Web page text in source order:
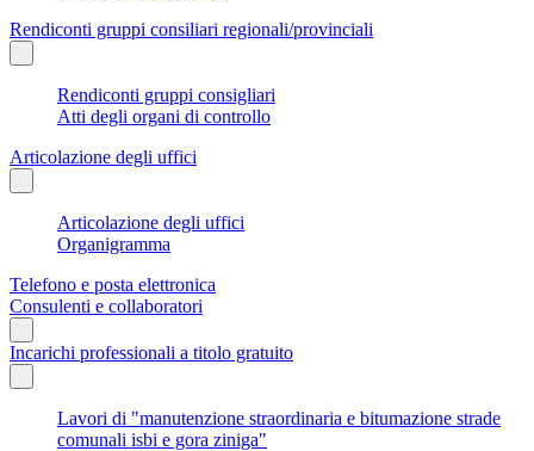
Rendiconti gruppi consiliari regionali/provinciali
Rendiconti gruppi consigliari
Atti degli organi di controllo
Articolazione degli uffici
Articolazione degli uffici
Organigramma
Telefono e posta elettronica
Consulenti e collaboratori
Incarichi professionali a titolo gratuito
Lavori di "manutenzione straordinaria e bitumazione strade
comunali isbi e gora ziniga"